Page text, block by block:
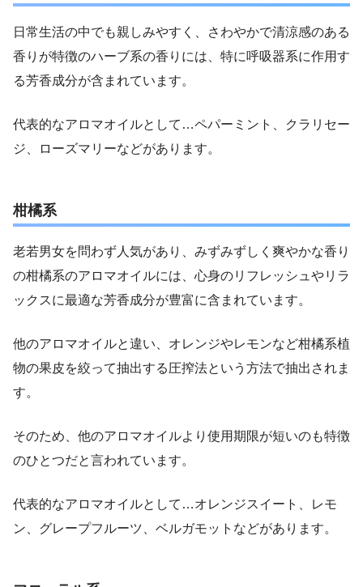
日常生活の中でも親しみやすく、さわやかで清涼感のある
香りが特徴のハーブ系の香りには、特に呼吸器系に作用す
る芳香成分が含まれています。
代表的なアロマオイルとして…ペパーミント、クラリセー
ジ、ローズマリーなどがあります。
柑橘系
老若男女を問わず人気があり、みずみずしく爽やかな香り
の柑橘系のアロマオイルには、心身のリフレッシュやリラ
ックスに最適な芳香成分が豊富に含まれています。
他のアロマオイルと違い、オレンジやレモンなど柑橘系植
物の果皮を絞って抽出する圧搾法という方法で抽出されま
す。
そのため、他のアロマオイルより使用期限が短いのも特徴
のひとつだと言われています。
代表的なアロマオイルとして…オレンジスイート、レモ
ン、グレープフルーツ、ベルガモットなどがあります。